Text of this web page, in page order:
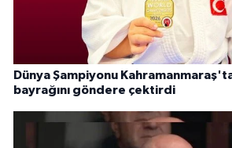
Dünya Şampiyonu
bayrağını göndere çektirdi